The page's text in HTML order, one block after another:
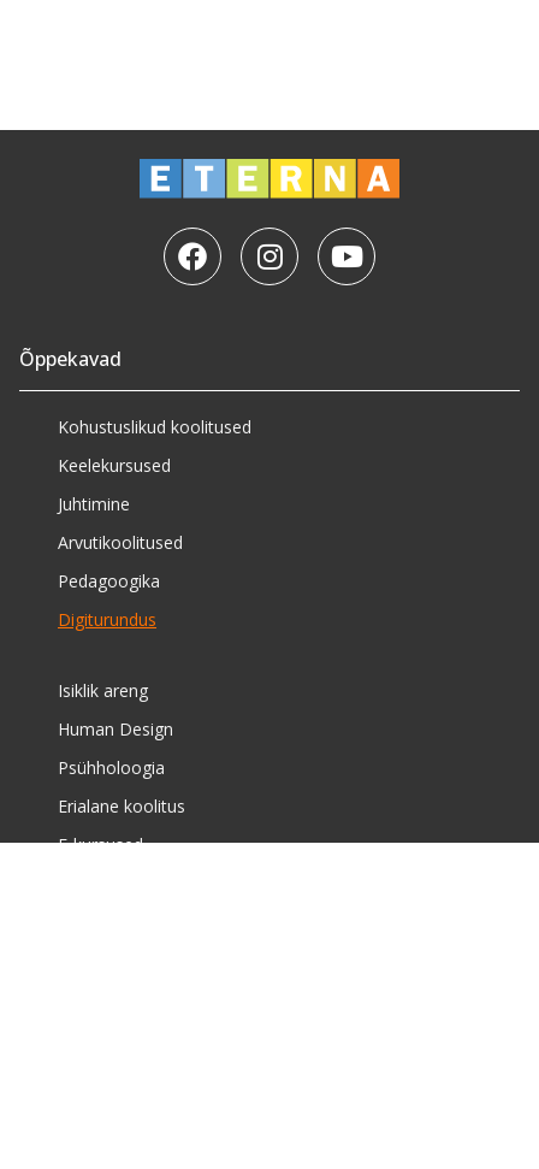
Õppekavad
Kohustuslikud koolitused
Keelekursused
Juhtimine
Arvutikoolitused
Pedagoogika
Digiturundus
Isiklik areng
Human Design
Psühholoogia
Erialane koolitus
E-kursused